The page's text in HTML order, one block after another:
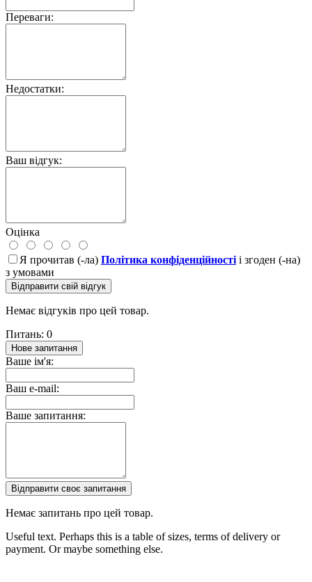
Переваги:
Недостатки:
Ваш відгук:
Оцінка
Я прочитав (-ла) Політика конфіденційності і згоден (-на)
з умовами
Відправити свій відгук
Немає відгуків про цей товар.
Питань: 0
Нове запитання
Ваше ім'я:
Ваш e-mail:
Ваше запитання:
Відправити своє запитання
Немає запитань про цей товар.
Useful text. Perhaps this is a table of sizes, terms of delivery or
payment. Or maybe something else.